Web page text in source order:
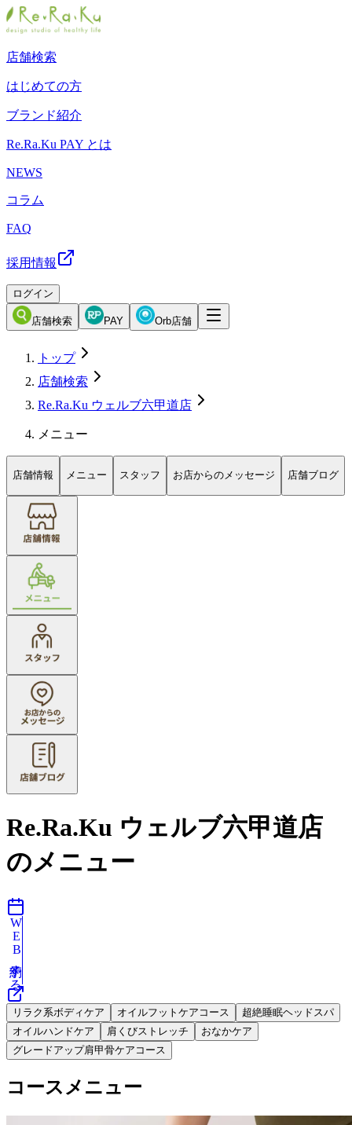
店舗検索
はじめての方
ブランド紹介
Re.Ra.Ku PAY とは
NEWS
コラム
FAQ
採用情報
ログイン
店舗検索 PAY Orb店舗
トップ
店舗検索
Re.Ra.Ku ウェルブ六甲道店
メニュー
店舗情報 メニュー スタッフ お店からのメッセージ 店舗ブログ
Re.Ra.Ku ウェルブ六甲道店
のメニュー
WEB予約する
リラク系ボディケア オイルフットケアコース
超絶睡眠ヘッドスパ
オイルハンドケア
肩くびストレッチ
おなかケア
グレードアップ肩甲骨ケアコース
コースメニュー